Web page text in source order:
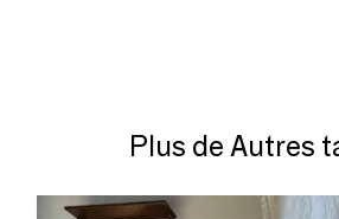
Plus de Autres